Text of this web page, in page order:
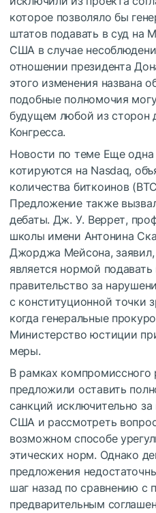
которое позволяло бы
штатов подавать в суд на
США в случае
отношении президента
этого изменения названа
подобные полномочия
будущем любой из сторон
Конгресса.
Новости по теме Еще одна
котируются на Nasdaq,
количества биткоинов
Предложение также
дебаты. Дж. У. Веррет,
школы имени Антонина
Джорджа Мейсона, заявил,
является нормой
правительство за
с конституционной точки
когда генеральные
Министерство юстиции
меры.
В рамках компромиссного
предложили оставить
санкций исключительно
США и рассмотреть
возможном способе
этических норм. Однако
предложения
шаг назад по сравнению с
предварительным